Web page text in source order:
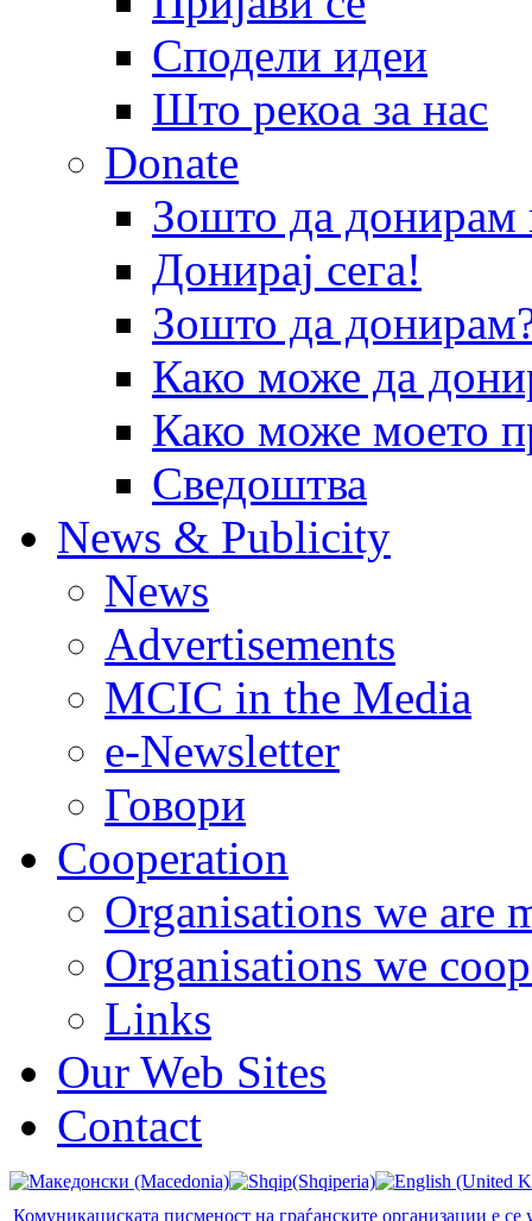
Сподели идеи
Што рекоа за нас
Donate
Зошто да
Донирај сега!
Зошто да
Како може да
Како може моето
Сведоштва
News & Publicity
News
Advertisements
MCIC in the Media
e-Newsletter
Говори
Cooperation
Organisations we are
Organisations we
Links
Our Web Sites
Contact
Комуникациската писменост на граѓанските организации е се